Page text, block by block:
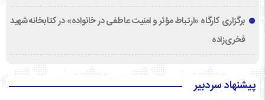
برگزاری کارگاه «ارتباط مؤثر و امنیت عاطفی در خانواده» در کتابخانه شهید
فخری‌زاده
پیشنهاد سردبیر